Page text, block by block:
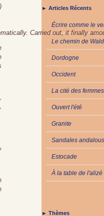
)
Carried out, it finally
,
► Articles Récents
Écrire comme le
Le chemin de
Dordogne
Occident
La cité des femmes
Ouvert l'été
Granite
Sandales
Estocade
À la table de l'alizé
► Thèmes